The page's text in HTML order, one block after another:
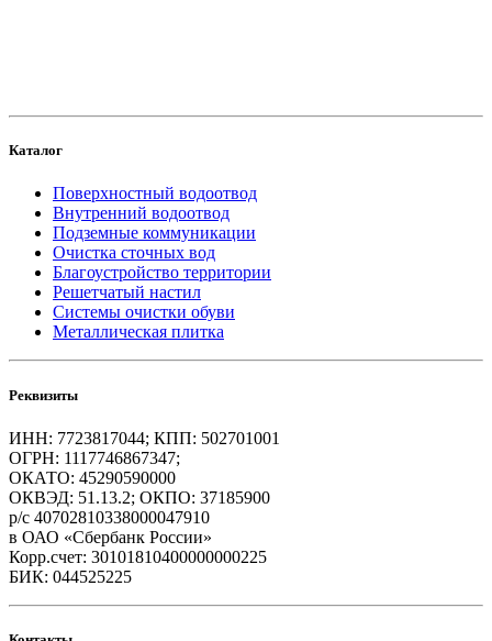
Каталог
Поверхностный водоотвод
Внутренний водоотвод
Подземные коммуникации
Очистка сточных вод
Благоустройство территории
Решетчатый настил
Системы очистки обуви
Металлическая плитка
Реквизиты
ИНН: 7723817044; КПП: 502701001
ОГРН: 1117746867347;
ОКАТО: 45290590000
ОКВЭД: 51.13.2; ОКПО: 37185900
р/с 40702810338000047910
в ОАО «Сбербанк России»
Корр.счет: 30101810400000000225
БИК: 044525225